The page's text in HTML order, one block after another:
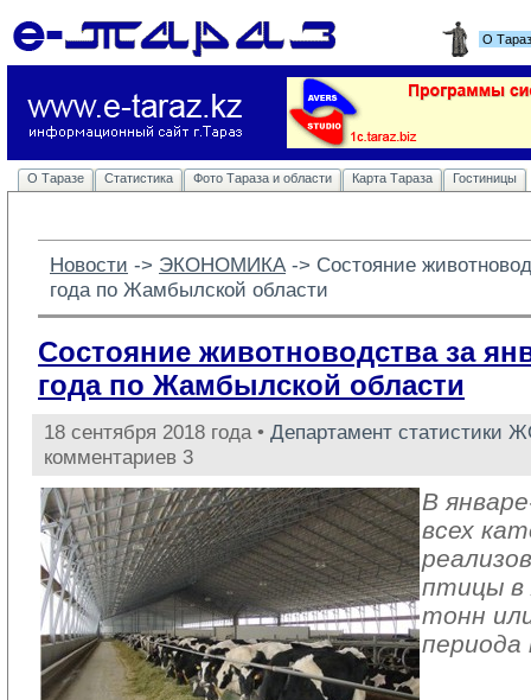
О
О Таразе Статистика Фото Тараза и области Карта Тараза Гостиницы
Новости -> ЭКОНОМИКА -> Состояние
года по Жамбылской области
Состояние животноводства за
года по Жамбылской области
18 сентября 2018 года • Департамент статистики
комментариев 3
В
всех
птицы в
тонн
периода